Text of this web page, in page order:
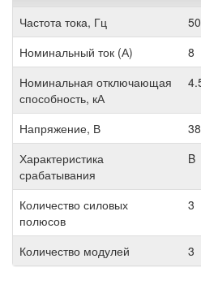
Частота тока, Гц
50
Номинальный ток (А)
8
Номинальная отключающая
способность, кА
Напряжение, В
Характеристика
срабатывания
B
Количество силовых
полюсов
3
Количество модулей 3